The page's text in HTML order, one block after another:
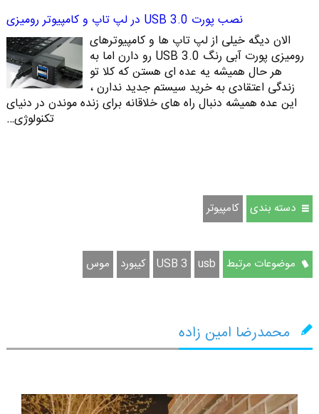
نصب پورت USB 3.0 در لپ تاپ و کامپیوتر رومیزی
الان دیگه خیلی از لپ تاپ ها و کامپیوترهای
رومیزی پورت آبی رنگ USB 3.0 رو دارن اما به
هر حال همیشه یه عده ای هستن که کلا تو
زندگی اعتقادی به خرید سیستم جدید ندارن ،
این عده همیشه دنبال راه های خلاقانه برای زنده موندن در دنیای
تکنولوژی…
دسته بندی كامپيوتر
موضوعات مرتبط usb
USB 3 کیبورد موس
محمدرضا امین زاده